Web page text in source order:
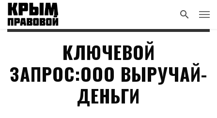
КЛЮЧЕВОЙ
ЗАПРОС:ООО ВЫРУЧАЙ-
ДЕНЬГИ